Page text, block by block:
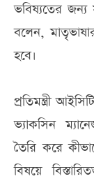
ভবিষ্যতের জন্য
বলেন,
হবে।
প্রতিমন্ত্রী
ভ্যাকসিন
তৈরি করে
বিষয়ে